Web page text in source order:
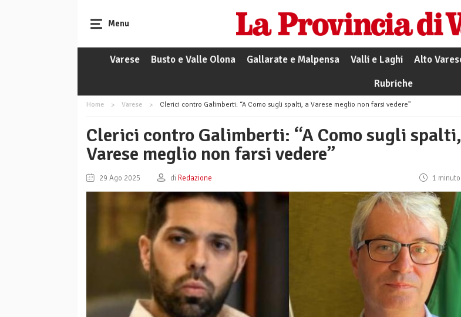
Menu
Varese Busto e Valle Olona Gallarate e Malpensa Valli e Laghi Alto
Rubriche
Home Varese Clerici contro Galimberti: “A Como sugli spalti, a Varese meglio non farsi vedere”
Clerici contro Galimberti: “A Como sugli
Varese meglio non farsi vedere”
29 Ago 2025 di Redazione 1